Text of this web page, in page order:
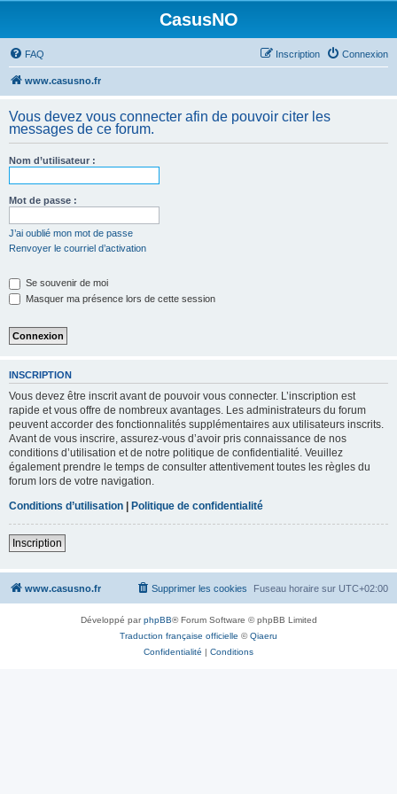
CasusNO
FAQ Connexion
Inscription
www.casusno.fr
Vous devez vous connecter afin de pouvoir citer les
messages de ce forum.
Nom d’utilisateur :
Mot de passe :
J’ai oublié mon mot de passe
Renvoyer le courriel d’activation
Se souvenir de moi
Masquer ma présence lors de cette session
INSCRIPTION
Vous devez être inscrit avant de pouvoir vous connecter. L’inscription est
rapide et vous offre de nombreux avantages. Les administrateurs du forum
peuvent accorder des fonctionnalités supplémentaires aux utilisateurs inscrits.
Avant de vous inscrire, assurez-vous d’avoir pris connaissance de nos
conditions d’utilisation et de notre politique de confidentialité. Veuillez
également prendre le temps de consulter attentivement toutes les règles du
forum lors de votre navigation.
Conditions d’utilisation | Politique de confidentialité
Inscription
www.casusno.fr Fuseau horaire sur UTC+02:00
Supprimer les cookies
Développé parphpBB® Forum Software © phpBB Limited
Traduction française officielle ©Qiaeru
Confidentialité | Conditions